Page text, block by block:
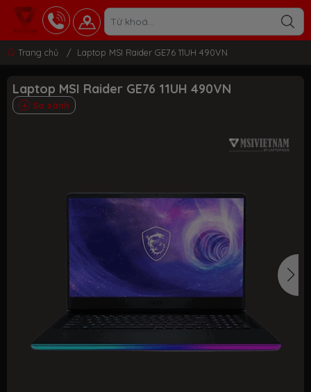
Trang chủ / Laptop MSI Raider GE76 11UH 490VN
Laptop MSI Raider GE76 11UH 490VN
So sánh